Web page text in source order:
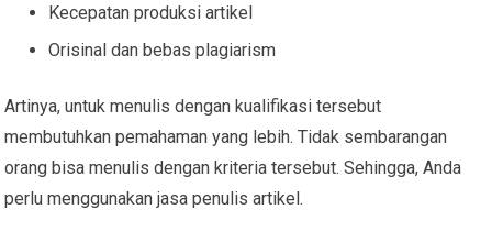
Kecepatan produksi artikel
Orisinal dan bebas plagiarism
Artinya, untuk menulis dengan kualifikasi tersebut
membutuhkan pemahaman yang lebih. Tidak sembarangan
orang bisa menulis dengan kriteria tersebut. Sehingga, Anda
perlu menggunakan jasa penulis artikel.